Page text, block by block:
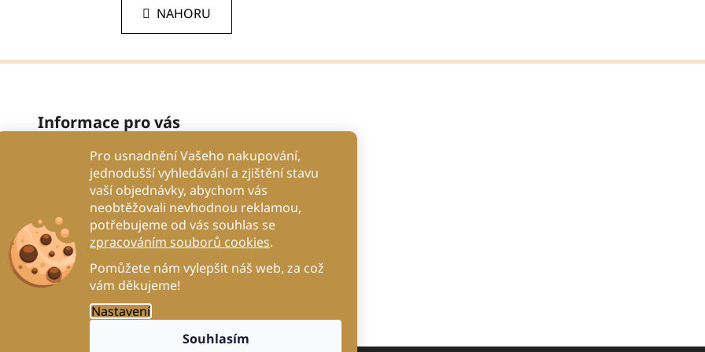
Pro usnadnění Vašeho nakupování,
jednodušší vyhledávání a zjištění stavu
vaší objednávky, abychom vás
neobtěžovali nevhodnou reklamou,
potřebujeme od vás souhlas se
zpracováním souborů cookies.
Pomůžete nám vylepšit náš web, za což
vám děkujeme!
Nastavení
Souhlasím
l
á
a
p
r
v
k
y
v
ý
p
s
u
n
k
v
NAHORU
Informace pro vás
Proč se spolehnout na nás?
Obchodní podmínky
Podmínky ochrany osobních údajů
Proč to děláme?
Kontakty
Blog
DogRehab